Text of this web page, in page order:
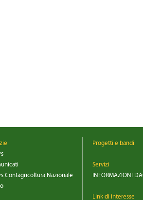
Confagricoltura Nazionale
Progetti e bandi
Servizi
INFORMAZIONI
Link di interesse